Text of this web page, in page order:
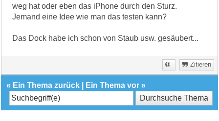
weg hat oder eben das iPhone durch den Sturz.
Jemand eine Idee wie man das testen kann?
Das Dock habe ich schon von Staub usw. gesäubert...
Zitieren
« Ein Thema zurück Ein Thema vor »